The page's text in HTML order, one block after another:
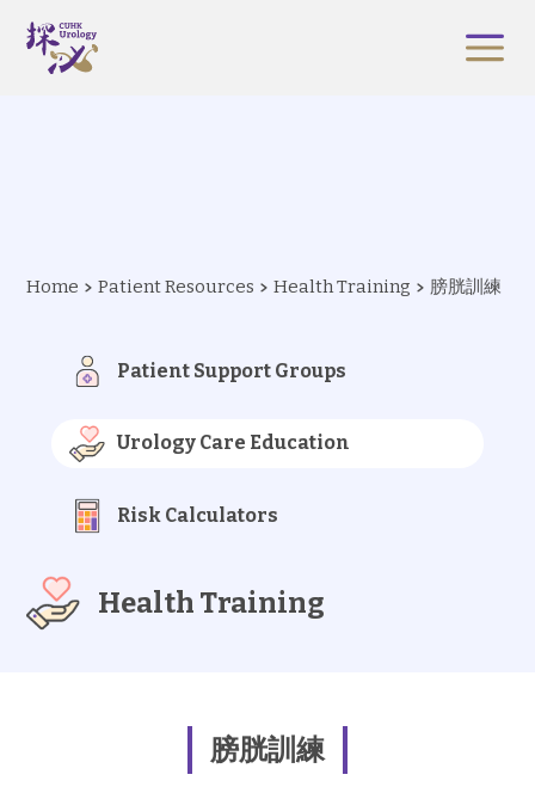
Home Patient Resources Health Training 膀胱訓練
Patient Support Groups
Urology Care Education
Risk Calculators
Health Training
膀胱訓練